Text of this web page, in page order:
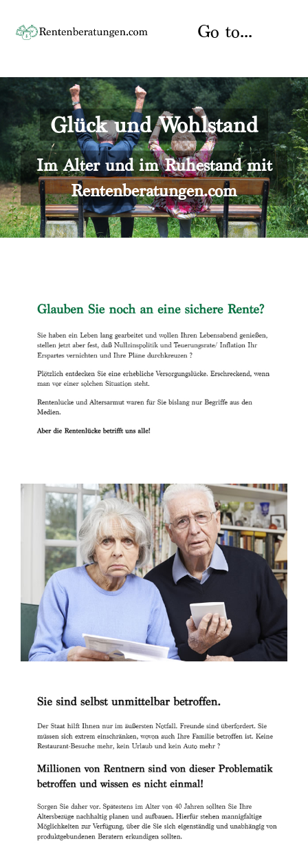
content
Go to...
Startseite
Rente
Rentenberater
Rentenversicherung
Versicherungsberatung
Über uns
Kontakt
Glück und Wohlstand
Im Alter und im Ruhestand mit
Rentenberatungen.com